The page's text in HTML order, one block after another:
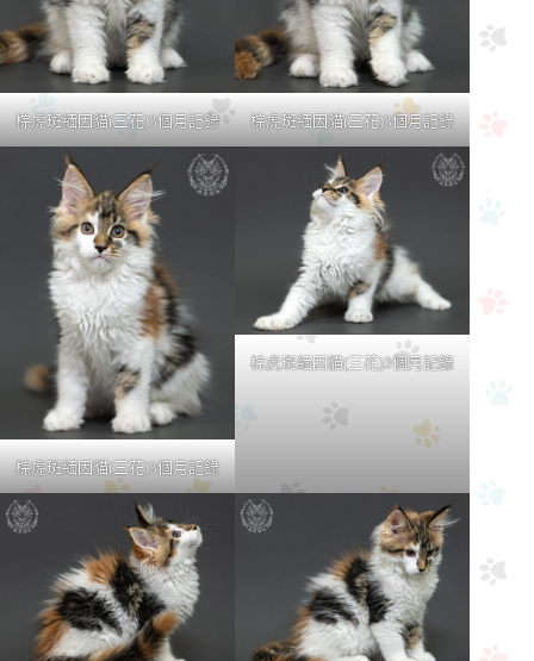
棕虎斑緬因貓(三花)3個月記錄 棕虎斑緬因貓(三花)3個月記錄
棕虎斑緬因貓(三花)3個月記錄
棕虎斑緬因貓(三花)3個月記錄